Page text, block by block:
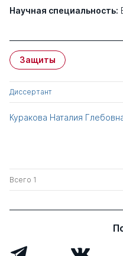
Научная специальность:
Защиты
Диссертант
Куракова Наталия
Всего 1